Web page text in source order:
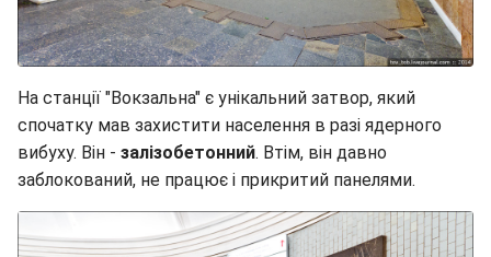
На станції "Вокзальна" є унікальний затвор, який
спочатку мав захистити населення в разі ядерного
вибуху. Він - залізобетонний. Втім, він давно
заблокований, не працює і прикритий панелями.